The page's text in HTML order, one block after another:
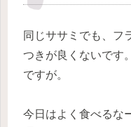
同じササミでも、フ
つきが良くないです
ですが。
今日はよく食べるな